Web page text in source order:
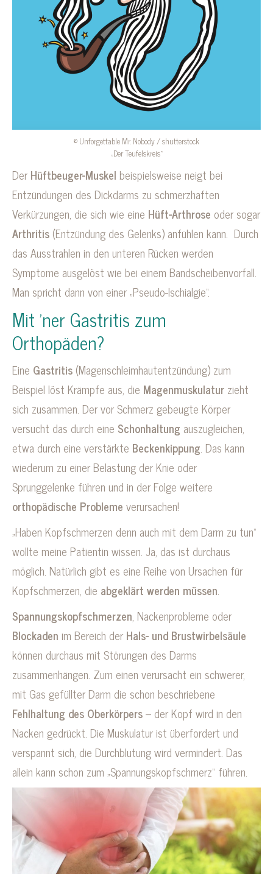
© Unforgettable Mr. Nobody / shutterstock
„Der Teufelskreis“
Der Hüftbeuger-Muskel beispielsweise neigt bei
Entzündungen des Dickdarms zu schmerzhaften
Verkürzungen, die sich wie eine Hüft-Arthrose oder sogar
Arthritis (Entzündung des Gelenks) anfühlen kann. Durch
das Ausstrahlen in den unteren Rücken werden
Symptome ausgelöst wie bei einem Bandscheibenvorfall.
Man spricht dann von einer „Pseudo-Ischialgie“.
Mit ’ner Gastritis zum
Orthopäden?
Eine Gastritis (Magenschleimhautentzündung) zum
Beispiel löst Krämpfe aus, die Magenmuskulatur zieht
sich zusammen. Der vor Schmerz gebeugte Körper
versucht das durch eine Schonhaltung auszugleichen,
etwa durch eine verstärkte Beckenkippung. Das kann
wiederum zu einer Belastung der Knie oder
Sprunggelenke führen und in der Folge weitere
orthopädische Probleme verursachen!
„Haben Kopfschmerzen denn auch mit dem Darm zu tun“
wollte meine Patientin wissen. Ja, das ist durchaus
möglich. Natürlich gibt es eine Reihe von Ursachen für
Kopfschmerzen, die abgeklärt werden müssen.
Spannungskopfschmerzen, Nackenprobleme oder
Blockaden im Bereich der Hals- und Brustwirbelsäule
können durchaus mit Störungen des Darms
zusammenhängen. Zum einen verursacht ein schwerer,
mit Gas gefüllter Darm die schon beschriebene
Fehlhaltung des Oberkörpers– der Kopf wird in den
Nacken gedrückt. Die Muskulatur ist überfordert und
verspannt sich, die Durchblutung wird vermindert. Das
allein kann schon zum „Spannungskopfschmerz“ führen.